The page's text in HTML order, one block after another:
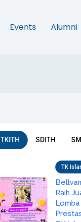
Events Alumni
TKITH SDITH
TK
Raih
Lomba